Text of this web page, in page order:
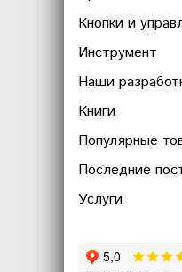
Кнопки и
Инструмент
Наши
Книги
Популярные
Последние
Услуги